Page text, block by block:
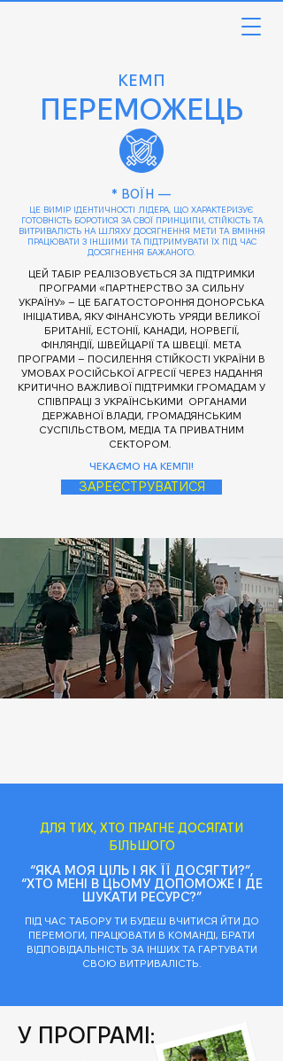
КЕМП
ПЕРЕМОЖЕЦЬ
* ВОЇН —
ЦЕ ВИМІР ІДЕНТИЧНОСТІ ЛІДЕРА, ЩО ХАРАКТЕРИЗУЄ
ГОТОВНІСТЬ БОРОТИСЯ ЗА СВОЇ ПРИНЦИПИ, СТІЙКІСТЬ ТА
ВИТРИВАЛІСТЬ НА ШЛЯХУ ДОСЯГНЕННЯ МЕТИ ТА ВМІННЯ
ПРАЦЮВАТИ З ІНШИМИ ТА ПІДТРИМУВАТИ ЇХ ПІД ЧАС
ДОСЯГНЕННЯ БАЖАНОГО.
ЦЕЙ ТАБІР РЕАЛІЗОВУЄТЬСЯ ЗА ПІДТРИМКИ
ПРОГРАМИ «ПАРТНЕРСТВО ЗА СИЛЬНУ
УКРАЇНУ» – ЦЕ БАГАТОСТОРОННЯ ДОНОРСЬКА
ІНІЦІАТИВА, ЯКУ ФІНАНСУЮТЬ УРЯДИ ВЕЛИКОЇ
БРИТАНІЇ, ЕСТОНІЇ, КАНАДИ, НОРВЕГІЇ,
ФІНЛЯНДІЇ, ШВЕЙЦАРІЇ ТА ШВЕЦІЇ. МЕТА
ПРОГРАМИ – ПОСИЛЕННЯ СТІЙКОСТІ УКРАЇНИ В
УМОВАХ РОСІЙСЬКОЇ АГРЕСІЇ ЧЕРЕЗ НАДАННЯ
КРИТИЧНО ВАЖЛИВОЇ ПІДТРИМКИ ГРОМАДАМ У
СПІВПРАЦІ З УКРАЇНСЬКИМИ ОРГАНАМИ
ДЕРЖАВНОЇ ВЛАДИ, ГРОМАДЯНСЬКИМ
СУСПІЛЬСТВОМ, МЕДІА ТА ПРИВАТНИМ
СЕКТОРОМ.
ЧЕКАЄМО НА КЕМПІ!
ЗАРЕЄСТРУВАТИСЯ
ДЛЯ ТИХ, ХТО ПРАГНЕ ДОСЯГАТИ
БІЛЬШОГО
“ЯКА МОЯ ЦІЛЬ І ЯК ЇЇ ДОСЯГТИ?”,
“ХТО МЕНІ В ЦЬОМУ ДОПОМОЖЕ І ДЕ
ШУКАТИ РЕСУРС?”
ПІД ЧАС ТАБОРУ ТИ БУДЕШ ВЧИТИСЯ ЙТИ ДО
ПЕРЕМОГИ, ПРАЦЮВАТИ В КОМАНДІ, БРАТИ
ВІДПОВІДАЛЬНІСТЬ ЗА ІНШИХ ТА ГАРТУВАТИ
СВОЮ ВИТРИВАЛІСТЬ.
У ПРОГРАМІ: